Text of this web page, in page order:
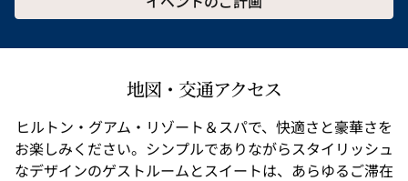
地図・交通アクセス
ヒルトン・グアム・リゾート＆スパで、快適さと豪華さを
お楽しみください。シンプルでありながらスタイリッシュ
なデザインのゲストルームとスイートは、あらゆるご滞在